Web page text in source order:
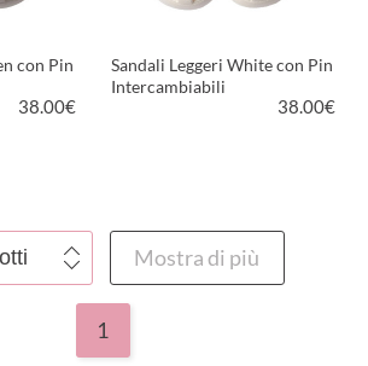
con Pin
38.00€
Sandali Leggeri White con Pin
Intercambiabili
38.00€
Mostra di più
1